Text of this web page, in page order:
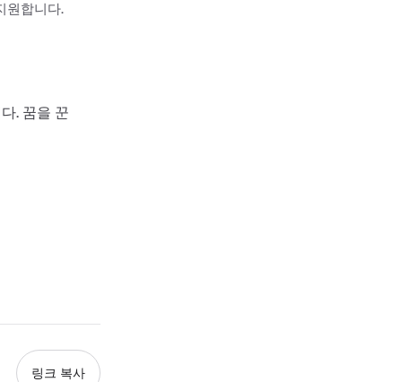
원합니다.
. 꿈을 꾼
링크 복사